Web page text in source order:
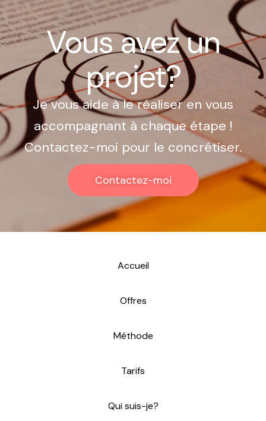
Vous avez un
projet?
Je vous aide à le réaliser en vous
accompagnant à chaque étape !
Contactez-moi pour le concrétiser.
Contactez-moi
Accueil
Offres
Méthode
Tarifs
Qui suis-je?